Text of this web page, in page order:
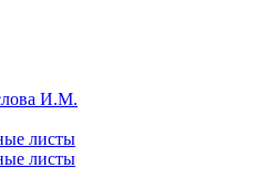
И.М.
листы
листы